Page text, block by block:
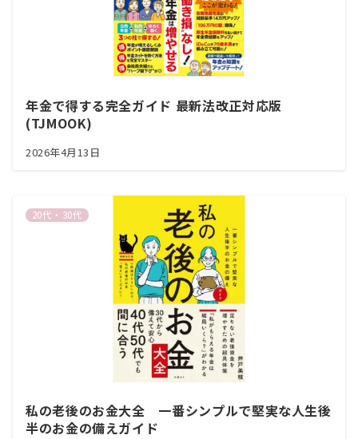
年金で得する完全ガイド 最新法改正対応版
(TJMOOK)
2026年4月13日
20代・30代
私の老後のお金大全 一番シンプルで堅実な人生後
半のお金の備えガイド